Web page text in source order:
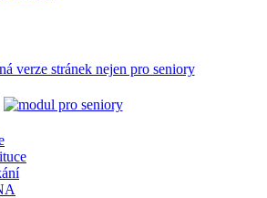
verze stránek nejen pro seniory